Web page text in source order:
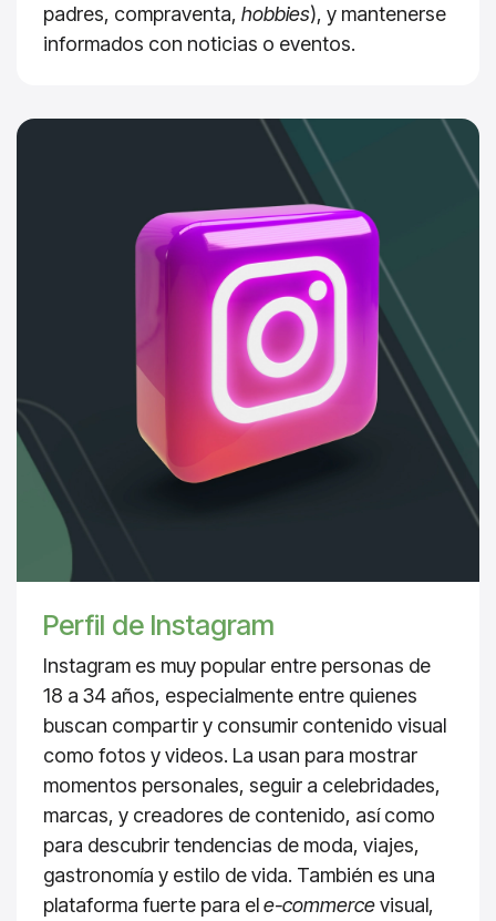
padres, compraventa, hobbies), y mantenerse
informados con noticias o eventos.
Perfil de Instagram
Instagram es muy popular entre personas de
18 a 34 años, especialmente entre quienes
buscan compartir y consumir contenido visual
como fotos y videos. La usan para mostrar
momentos personales, seguir a celebridades,
marcas, y creadores de contenido, así como
para descubrir tendencias de moda, viajes,
gastronomía y estilo de vida. También es una
plataforma fuerte para ele-commercevisual,